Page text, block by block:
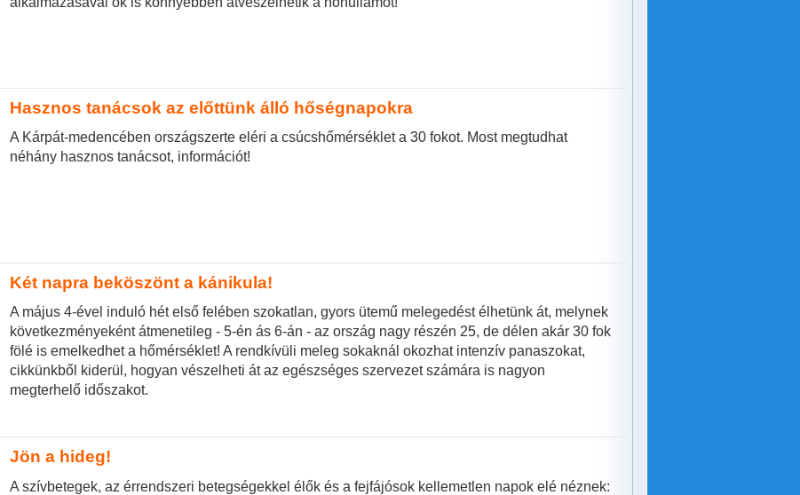
Hasznos tanácsok az előttünk álló hőségnapokra
A Kárpát-medencében országszerte eléri a csúcshőmérséklet a 30 fokot. Most megtudhat
néhány hasznos tanácsot, információt!
Két napra beköszönt a kánikula!
A május 4-ével induló hét első felében szokatlan, gyors ütemű melegedést élhetünk át, melynek
következményeként átmenetileg - 5-én ás 6-án - az ország nagy részén 25, de délen akár 30 fok
fölé is emelkedhet a hőmérséklet! A rendkívüli meleg sokaknál okozhat intenzív panaszokat,
cikkünkből kiderül, hogyan vészelheti át az egészséges szervezet számára is nagyon
megterhelő időszakot.
Jön a hideg!
A szívbetegek, az érrendszeri betegségekkel élők és a fejfájósok kellemetlen napok elé néznek: